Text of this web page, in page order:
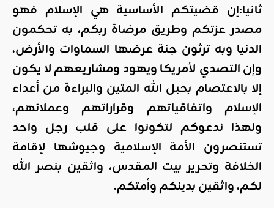
ثانيا:إن قضيتكم الأساسية هي الإسلام فهو
مصدر عزتكم وطريق مرضاة ربكم، به تحكمون
الدنيا وبه ترثون جنة عرضها السماوات والأرض،
وإن التصدي لأمريكا ويهود ومشاريعهم لا يكون
إلا بالاعتصام بحبل الله المتين والبراءة من أعداء
الإسلام واتفاقياتهم وقراراتهم وعملائهم،
ولهذا ندعوكم لتكونوا على قلب رجل واحد
تستنصرون الأمة الإسلامية وجيوشها لإقامة
الخلافة وتحرير بيت المقدس، واثقين بنصر الله
لكم، واثقين بدينكم وأمتكم.